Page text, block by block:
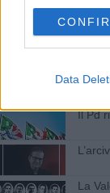
Data
Il Pd
La